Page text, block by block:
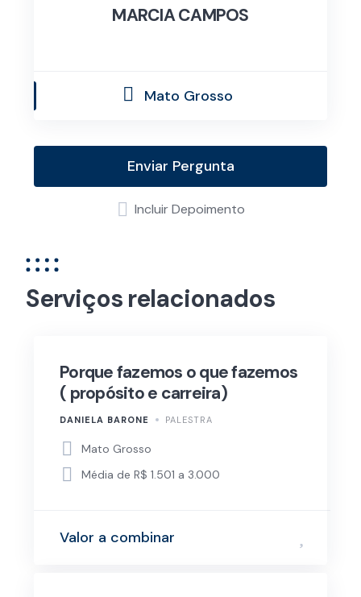
MARCIA CAMPOS
Mato Grosso
Enviar Pergunta
Incluir Depoimento
Serviços relacionados
Porque fazemos o que fazemos
( propósito e carreira)
DANIELA BARONE PALESTRA
Mato Grosso
Média de R$ 1.501 a 3.000
Valor a combinar